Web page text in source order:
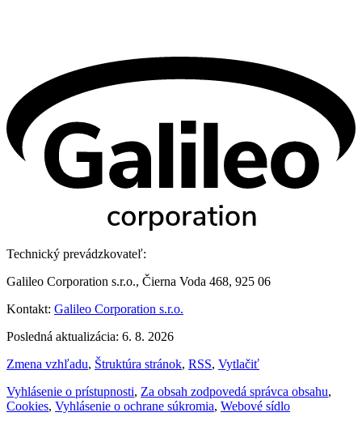
Technický prevádzkovateľ:
Galileo Corporation s.r.o., Čierna Voda 468, 925 06
Kontakt: Galileo Corporation s.r.o.
Posledná aktualizácia: 6. 8. 2026
Zmena vzhľadu, Štruktúra stránok, RSS, Vytlačiť
Vyhlásenie o prístupnosti, Za obsah zodpovedá správca obsahu,
Cookies, Vyhlásenie o ochrane súkromia, Webové sídlo